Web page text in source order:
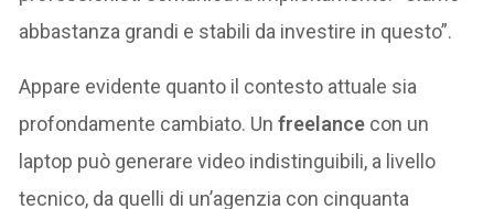
abbastanza grandi e stabili da investire in questo”.
Appare evidente quanto il contesto attuale sia
profondamente cambiato. Unfreelance con un
laptop può generare video indistinguibili, a livello
tecnico, da quelli di un’agenzia con cinquanta